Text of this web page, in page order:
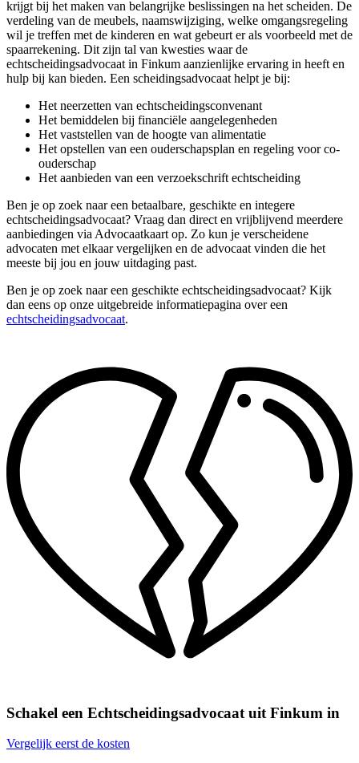
krijgt bij het maken van belangrijke beslissingen na het scheiden. De
verdeling van de meubels, naamswijziging, welke omgangsregeling
wil je treffen met de kinderen en wat gebeurt er als voorbeeld met de
spaarrekening. Dit zijn tal van kwesties waar de
echtscheidingsadvocaat in Finkum aanzienlijke ervaring in heeft en
hulp bij kan bieden. Een scheidingsadvocaat helpt je bij:
Het neerzetten van echtscheidingsconvenant
Het bemiddelen bij financiële aangelegenheden
Het vaststellen van de hoogte van alimentatie
Het opstellen van een ouderschapsplan en regeling voor co-
ouderschap
Het aanbieden van een verzoekschrift echtscheiding
Ben je op zoek naar een betaalbare, geschikte en integere
echtscheidingsadvocaat? Vraag dan direct en vrijblijvend meerdere
aanbiedingen via Advocaatkaart op. Zo kun je verscheidene
advocaten met elkaar vergelijken en de advocaat vinden die het
meeste bij jou en jouw uitdaging past.
Ben je op zoek naar een geschikte echtscheidingsadvocaat? Kijk
dan eens op onze uitgebreide informatiepagina over een
echtscheidingsadvocaat.
Schakel een Echtscheidingsadvocaat uit Finkum in
Vergelijk eerst de kosten